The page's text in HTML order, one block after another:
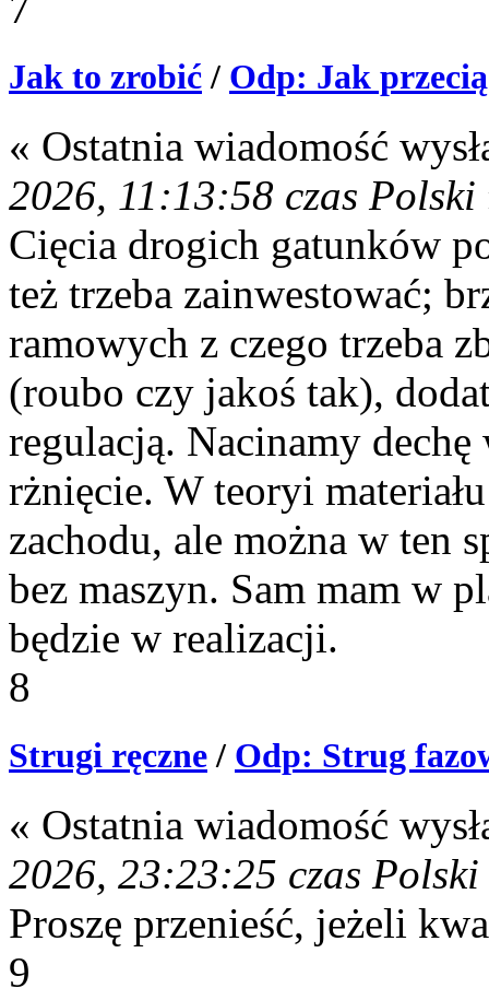
Jak to zrobić / Odp: Jak
« Ostatnia wiadomość
2026, 11:13:58 czas Polski
Cięcia drogich gatunków
też trzeba zainwestować;
ramowych z czego trzeba
(roubo czy jakoś tak),
regulacją. Nacinamy dechę
rżnięcie. W teoryi
zachodu, ale można w ten
bez maszyn. Sam mam w
będzie w realizacji.
8
Strugi ręczne / Odp: Strug
« Ostatnia wiadomość
2026, 23:23:25 czas Polski
Proszę przenieść, jeżeli
9